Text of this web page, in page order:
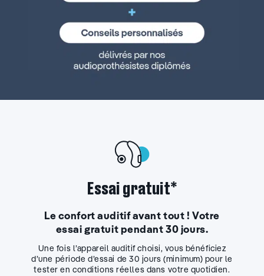
Essai gratuit*
Le confort auditif avant tout ! Votre
essai gratuit pendant 30 jours.
Une fois l’appareil auditif choisi, vous bénéficiez
d’une période d’essai de 30 jours (minimum) pour le
tester en conditions réelles dans votre quotidien.